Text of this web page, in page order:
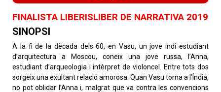
FINALISTA LIBERISLIBER DE NARRATIVA 2019​
SINOPSI
A la fi de la dècada dels 60, en Vasu, un jove indi estudiant
d’arquitectura a Moscou, coneix una jove russa, l’Anna,
estudiant d’arqueologia i intèrpret de violoncel. Entre tots dos
sorgeix una exultant relació amorosa. Quan Vasu torna a l’Índia,
no pot oblidar l’Anna i, malgrat que va contra les convencions